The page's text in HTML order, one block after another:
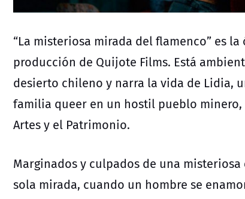
“La misteriosa mirada del flamenco” es
producción de Quijote Films. Está a
desierto chileno y narra la vida de Lidia,
familia queer en un hostil pueblo
Artes y el Patrimonio.
Marginados y culpados de una
sola mirada, cuando un hombre se